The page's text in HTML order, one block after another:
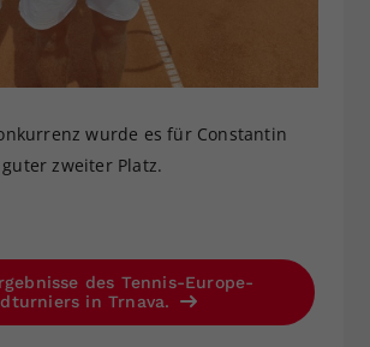
wurde es für Constantin
zweiter Platz.
des Tennis-Europe-
in Trnava.